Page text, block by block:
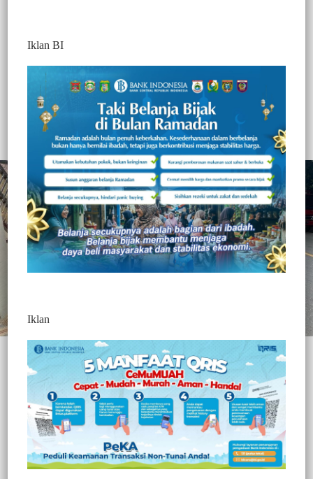
Jelang Hut Bhayangkara Ke 75, Personil
Polres Tana Toraja Gelar Baksos Bersih –
Bersih Rumah Ibadah
Redaksi Jurnaltivi
2 Min Baca
Minggu, 30 Mei 2021
643
TANA TORAJA, – || Jurnaltivi.com ||Menjelang HUT
Bhayangkara, personil Polres Tana Toraja memaknai Hari
Kebesaran Polri ini dengan cara melakukan bakti sosial
masyarakat yang berbentuk bersih – bersih di tempat ibadah.
Iklan BI
Iklan